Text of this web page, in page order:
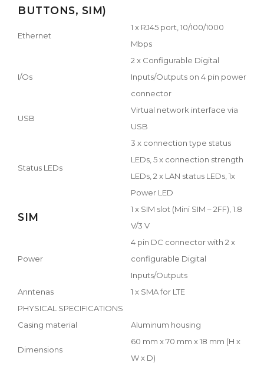
BUTTONS, SIM)
Ethernet
1 x RJ45 port, 10/100/1000
Mbps
I/Os
2 x Configurable Digital
Inputs/Outputs on 4 pin power
connector
USB
Virtual network interface via
USB
Status LEDs
3 x connection type status
LEDs, 5 x connection strength
LEDs, 2 x LAN status LEDs, 1x
Power LED
SIM
1 x SIM slot (Mini SIM – 2FF), 1.8
V/3 V
Power
4 pin DC connector with 2 x
configurable Digital
Inputs/Outputs
Anntenas
1 x SMA for LTE
PHYSICAL SPECIFICATIONS
Casing material
Aluminum housing
Dimensions
60 mm x 70 mm x 18 mm (H x
W x D)